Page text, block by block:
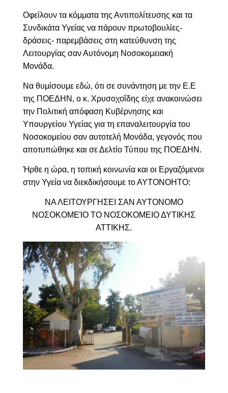
Οφείλουν τα κόμματα της Αντιπολίτευσης και τα
Συνδικάτα Υγείας να πάρουν πρωτοβουλίες-
δράσεις- παρεμβάσεις στη κατεύθυνση της
Λειτουργίας σαν Αυτόνομη Νοσοκομειακή
Μονάδα.
Να θυμίσουμε εδώ, ότι σε συνάντηση με την Ε.Ε
της ΠΟΕΔΗΝ, ο κ. Χρυσοχοΐδης είχε ανακοινώσει
την Πολιτική απόφαση Κυβέρνησης και
Υπουργείου Υγείας για τη επαναλειτουργία του
Νοσοκομείου σαν αυτοτελή Μονάδα, γεγονός που
αποτυπώθηκε και σε Δελτίο Τύπου της ΠΟΕΔΗΝ.
Ήρθε η ώρα, η τοπική κοινωνία και οι Εργαζόμενοι
στην Υγεία να διεκδικήσουμε το ΑΥΤΟΝΟΗΤΟ:
ΝΑ ΛΕΙΤΟΥΡΓΗΣΕΙ ΣΑΝ ΑΥΤΟΝΟΜΟ
ΝΟΣΟΚΟΜΕΊΟ ΤΟ ΝΟΣΟΚΟΜΕΙΟ ΔΥΤΙΚΗΣ
ΑΤΤΙΚΗΣ.